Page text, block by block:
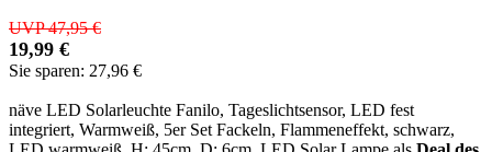
UVP 47,95 €
19,99 €
Sie sparen: 27,96 €
näve LED Solarleuchte Fanilo, Tageslichtsensor, LED fest
integriert, Warmweiß, 5er Set Fackeln, Flammeneffekt, schwarz,